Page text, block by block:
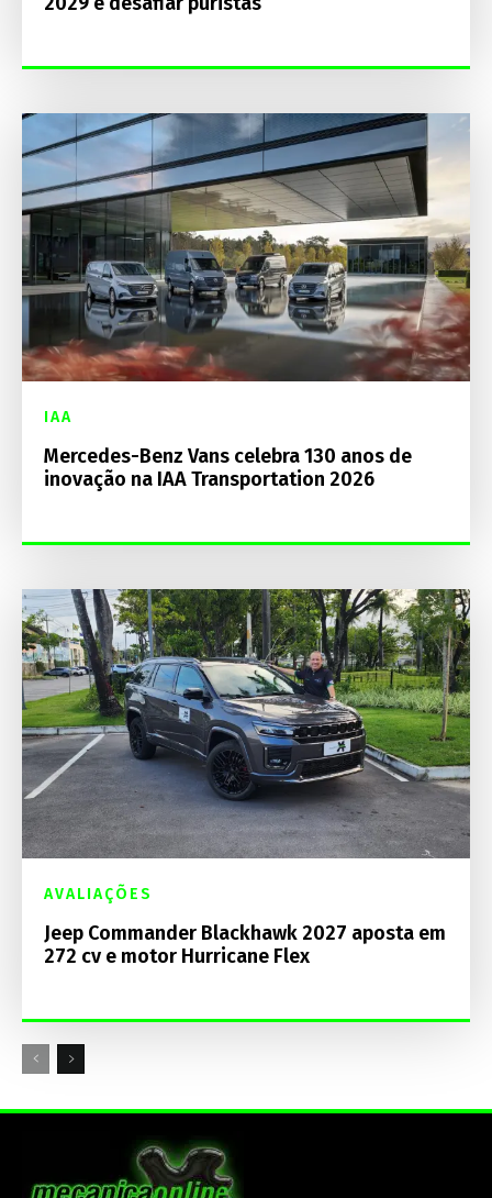
IAA
Mercedes-Benz Vans celebra 130 anos de
inovação na IAA Transportation 2026
AVALIAÇÕES
Jeep Commander Blackhawk 2027 aposta em
272 cv e motor Hurricane Flex